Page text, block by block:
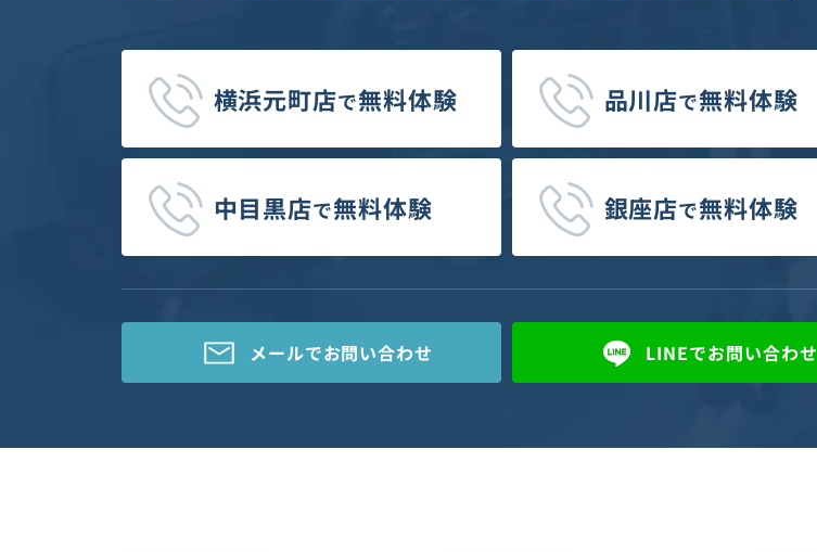
横浜元町店で無料体験 品川店で無料体験
中目黒店で無料体験 銀座店で無料体験
メールでお問い合わせ LINEでお問い合わせ